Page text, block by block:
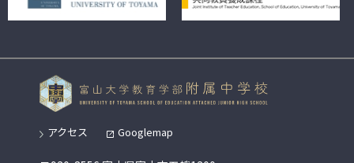
アクセス Googlemap